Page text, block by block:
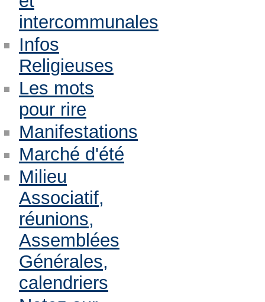
intercommunales
Infos
Religieuses
Les mots
pour rire
Manifestations
Marché d'été
Milieu
Associatif,
réunions,
Assemblées
Générales,
calendriers